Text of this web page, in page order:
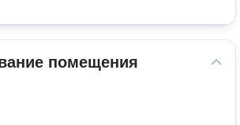
помещения